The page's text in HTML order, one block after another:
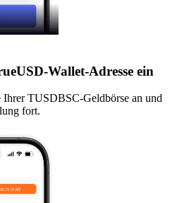
Wallet-Adresse ein
Ihrer TUSDBSC-Geldbörse an und
fort.